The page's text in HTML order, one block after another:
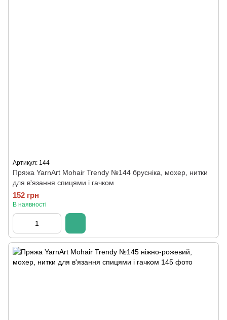
Артикул: 144
Пряжа YarnArt Mohair Trendy №144 брусніка, мохер, нитки
для в'язання спицями і гачком
152 грн
В наявності